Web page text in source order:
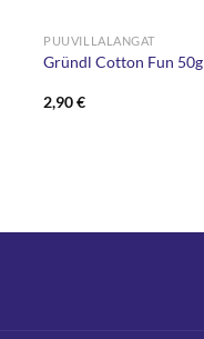
PUUVILLALANGAT
Gründl Cotton Fun 50g
2,90€